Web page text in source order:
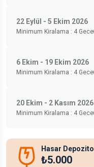
22 Eylül - 5 Ekim 2026
Minimum Kiralama : 4 Gece
6 Ekim - 19 Ekim 2026
Minimum Kiralama : 4 Gece
20 Ekim - 2 Kasım 2026
Minimum Kiralama : 4 Gece
Hasar Depozito
₺5.000